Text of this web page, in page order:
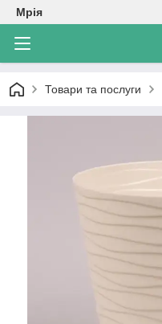
Мрія
Товари та послуги